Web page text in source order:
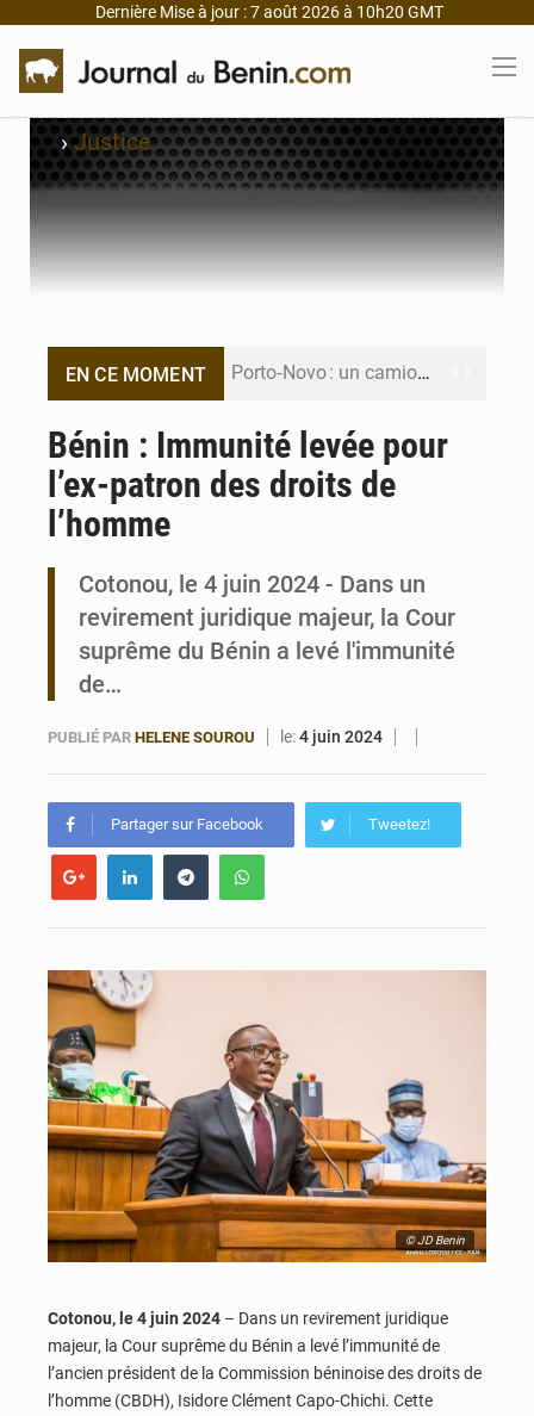
Dernière Mise à jour : 7 août 2026 à 10h20 GMT
›Justice
EN CE MOMENT Porto‑Novo : un camion de produits pétroliers embrase Avakpa
Bénin : Le CEG La Verdure de Ouèdo fait sa mue pour la rentrée
Bénin : Immunité levée pour
l’ex-patron des droits de
l’homme
Cotonou, le 4 juin 2024 - Dans un
revirement juridique majeur, la Cour
suprême du Bénin a levé l'immunité
de…
PUBLIÉ PAR HELENE SOUROU le:4 juin 2024
Partager sur Facebook Tweetez!
© JD Benin
Cotonou, le 4 juin 2024 – Dans un revirement juridique
majeur, la Cour suprême du Bénin a levé l’immunité de
l’ancien président de la Commission béninoise des droits de
l’homme (CBDH), Isidore Clément Capo-Chichi. Cette